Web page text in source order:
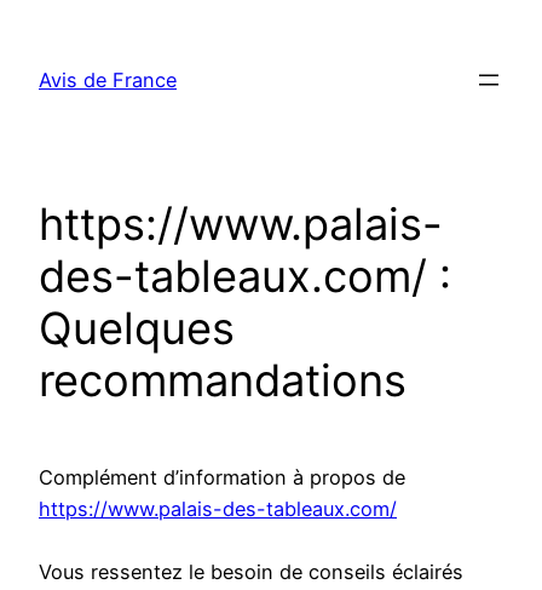
contenu
Avis de France
https://www.palais-
des-tableaux.com/ :
Quelques
recommandations
Complément d’information à propos de
https://www.palais-des-tableaux.com/
Vous ressentez le besoin de conseils éclairés